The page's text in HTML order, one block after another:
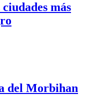
más
del Morbihan